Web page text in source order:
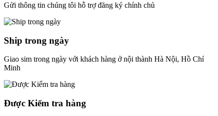
Gửi thông tin chúng tôi hỗ trợ đăng ký chính chủ
Ship trong ngày
Giao sim trong ngày với khách hàng ở nội thành Hà Nội, Hồ Chí
Minh
Được Kiểm tra hàng